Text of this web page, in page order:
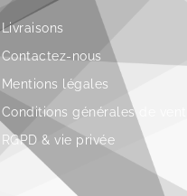
Livraisons
Contactez-nous
Mentions légales
Conditions générales de vente
RGPD & vie privée